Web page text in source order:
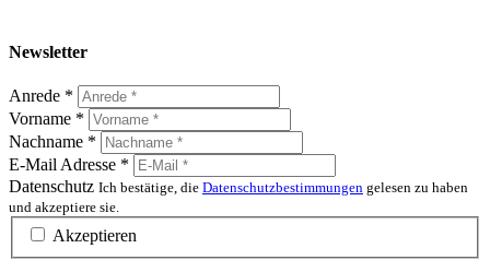
Newsletter
Anrede *
Vorname *
Nachname *
E-Mail Adresse *
Datenschutz Ich bestätige, die Datenschutzbestimmungen gelesen zu haben
und akzeptiere sie.
Akzeptieren